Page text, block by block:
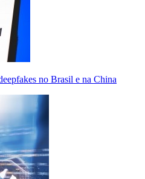
no Brasil e na China